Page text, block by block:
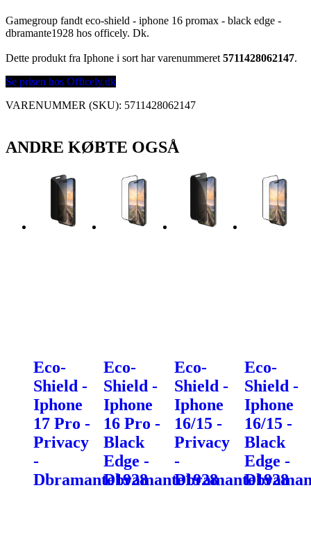
Gamegroup fandt eco-shield - iphone 16 promax - black edge -
dbramante1928 hos officely. Dk.
Dette produkt fra Iphone i sort har varenummeret 5711428062147.
Se prisen hos Officely.dk
VARENUMMER (SKU): 5711428062147
ANDRE KØBTE OGSÅ
Eco-
Shield -
Iphone
17 Pro -
Privacy
-
Dbramante1928
Eco-
Shield -
Iphone
16 Pro -
Black
Edge -
Dbramante1928
Eco-
Shield -
Iphone
16/15 -
Privacy
-
Dbramante1928
Eco-
Shield -
Iphone
16/15 -
Black
Edge -